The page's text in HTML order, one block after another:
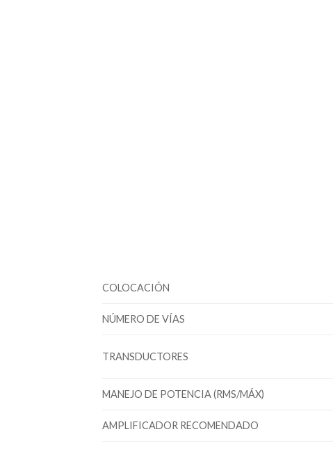
COLOCACIÓN
NÚMERO DE VÍAS
TRANSDUCTORES
MANEJO DE POTENCIA (RMS/MÁX)
AMPLIFICADOR RECOMENDADO